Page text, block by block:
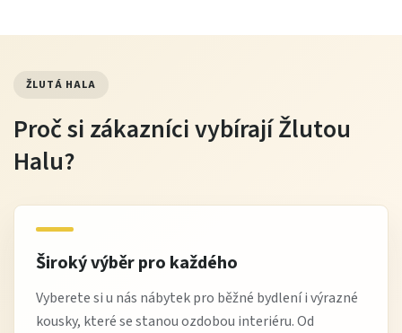
ŽLUTÁ HALA
Proč si zákazníci vybírají Žlutou
Halu?
Široký výběr pro každého
Vyberete si u nás nábytek pro běžné bydlení i výrazné
kousky, které se stanou ozdobou interiéru. Od